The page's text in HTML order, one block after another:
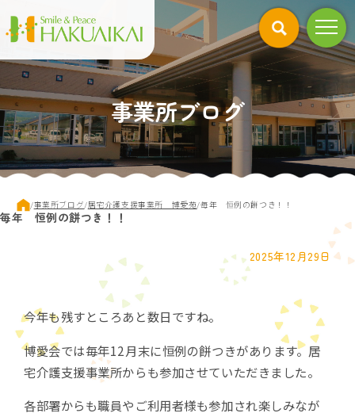
事業所ブログ
現
在
/事業所ブログ/居宅介護支援事業所 博愛苑/毎年 恒例の餅つき！！
毎年 恒例の餅つき！！
2025年12月29日
今年も残すところあと数日ですね。
博愛会では毎年12月末に恒例の餅つきがあります。居
宅介護支援事業所からも参加させていただきました。
各部署からも職員やご利用者様も参加され楽しみなが